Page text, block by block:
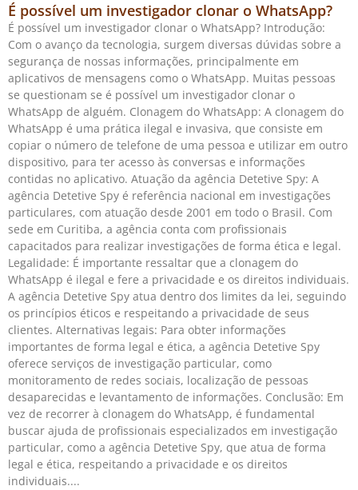
É possível um investigador clonar o WhatsApp?
É possível um investigador clonar o WhatsApp? Introdução:
Com o avanço da tecnologia, surgem diversas dúvidas sobre a
segurança de nossas informações, principalmente em
aplicativos de mensagens como o WhatsApp. Muitas pessoas
se questionam se é possível um investigador clonar o
WhatsApp de alguém. Clonagem do WhatsApp: A clonagem do
WhatsApp é uma prática ilegal e invasiva, que consiste em
copiar o número de telefone de uma pessoa e utilizar em outro
dispositivo, para ter acesso às conversas e informações
contidas no aplicativo. Atuação da agência Detetive Spy: A
agência Detetive Spy é referência nacional em investigações
particulares, com atuação desde 2001 em todo o Brasil. Com
sede em Curitiba, a agência conta com profissionais
capacitados para realizar investigações de forma ética e legal.
Legalidade: É importante ressaltar que a clonagem do
WhatsApp é ilegal e fere a privacidade e os direitos individuais.
A agência Detetive Spy atua dentro dos limites da lei, seguindo
os princípios éticos e respeitando a privacidade de seus
clientes. Alternativas legais: Para obter informações
importantes de forma legal e ética, a agência Detetive Spy
oferece serviços de investigação particular, como
monitoramento de redes sociais, localização de pessoas
desaparecidas e levantamento de informações. Conclusão: Em
vez de recorrer à clonagem do WhatsApp, é fundamental
buscar ajuda de profissionais especializados em investigação
particular, como a agência Detetive Spy, que atua de forma
legal e ética, respeitando a privacidade e os direitos
individuais.